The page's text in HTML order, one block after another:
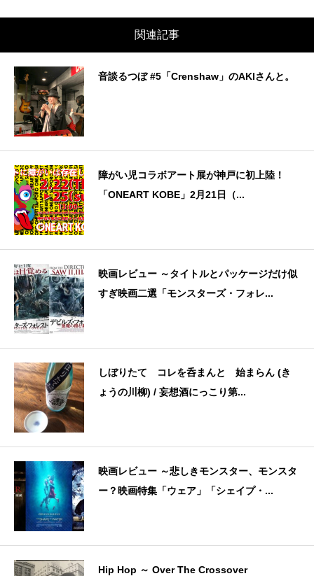
関連記事
音談るつぼ #5「Crenshaw」のAKIさんと。
障がい児コラボアート展が神戸に初上陸！
「ONEART KOBE」2月21日（...
映画レビュー ～タイトルとパッケージだけ似
すぎ映画二選「モンスターズ・フォレ...
しぼりたて コレを呑まんと 始まらん (き
ょうの川柳) / 妄想酒にっこり第...
映画レビュー ～悲しきモンスター、モンスタ
ー？映画特集「ウェア」「シェイプ・...
Hip Hop ～ Over The Crossover